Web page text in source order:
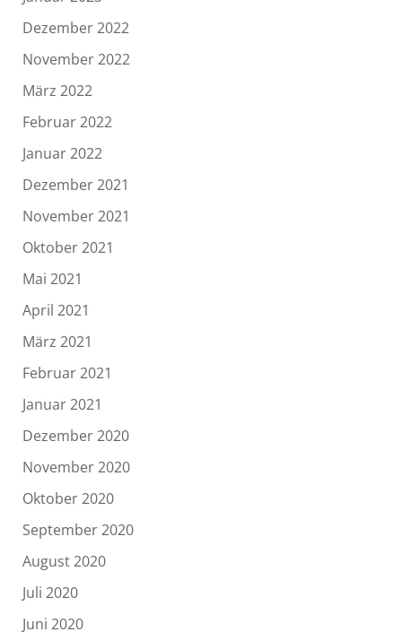
Dezember 2022
November 2022
März 2022
Februar 2022
Januar 2022
Dezember 2021
November 2021
Oktober 2021
Mai 2021
April 2021
März 2021
Februar 2021
Januar 2021
Dezember 2020
November 2020
Oktober 2020
September 2020
August 2020
Juli 2020
Juni 2020